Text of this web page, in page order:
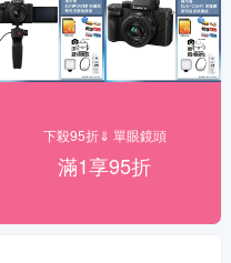
下殺95折⇓ 單眼鏡頭
滿1享95折